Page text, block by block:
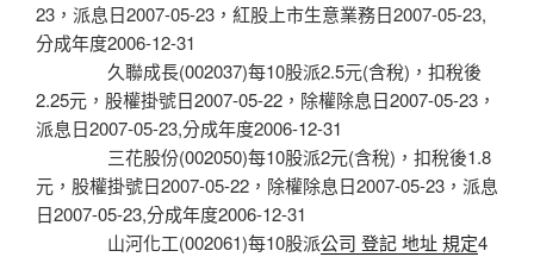
23，派息日2007-05-23，紅股上市生意業務日2007-05-23,
分成年度2006-12-31
久聯成長(002037)每10股派2.5元(含稅)，扣稅後
2.25元，股權掛號日2007-05-22，除權除息日2007-05-23，
派息日2007-05-23,分成年度2006-12-31
三花股份(002050)每10股派2元(含稅)，扣稅後1.8
元，股權掛號日2007-05-22，除權除息日2007-05-23，派息
日2007-05-23,分成年度2006-12-31
山河化工(002061)每10股派公司 登記 地址 規定4